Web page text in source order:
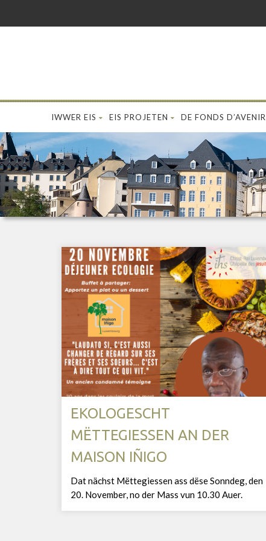
IWWER EIS EIS PROJETEN DE FONDS D’AVENIR
EKOLOGESCHT
MËTTEGIESSEN AN DER
MAISON IÑIGO
Dat nächst Mëttegiessen ass dëse Sonndeg, den
20. November, no der Mass vun 10.30 Auer.